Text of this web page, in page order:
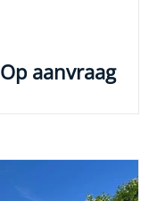
Op aanvraag